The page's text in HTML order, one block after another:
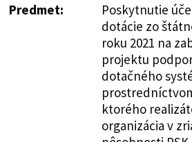
Predmet:
Poskytnutie
dotácie zo
roku 2021 na
projektu
dotačného
ktorého
organizácia v